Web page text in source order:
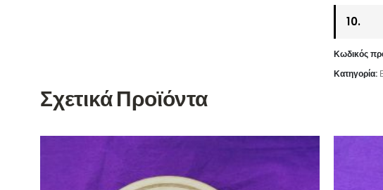
10.
Κωδικός
Κατηγορία:
Σχετικά Προϊόντα